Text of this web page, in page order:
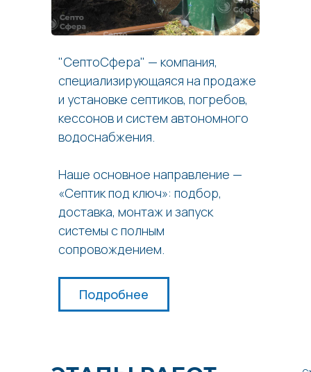
"СептоСфера" — компания,
специализирующаяся на продаже
и установке септиков, погребов,
кессонов и систем автономного
водоснабжения.
Наше основное направление —
«Септик под ключ»: подбор,
доставка, монтаж и запуск
системы с полным
сопровождением.
Подробнее